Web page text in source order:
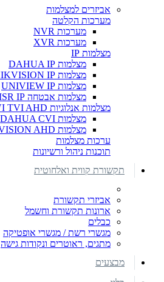
אביזרים למצלמות
מערכות הקלטה
מערכות NVR
מערכות XVR
מצלמות IP
מצלמות DAHUA IP
מצלמות HIKVISION IP
מצלמות UNIVIEW IP
מצלמות אבטחה PROVISION ISR IP
מצלמות אנלוגיות CVI TVI AHD
מצלמות DAHUA CVI
מצלמות HIKVISION AHD
ערכות מצלמות
תוכנות ניהול ורשיונות
תקשורת קווית ואלחוטית
אביזרי תקשורת
ארונות תקשורת וחשמל
כבלים
מגשרי רשת / מגשרי אופטיקה
מתגים, ראוטרים ונקודות גישה
מבצעים